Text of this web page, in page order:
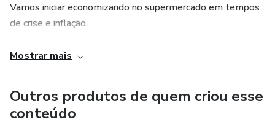
Vamos iniciar economizando no supermercado em tempos
de crise e inflação.
Usar técnicas financeiras ao nosso favor é imprescindível,
Vamos lá!!! $$$$$$
Mostrar mais
Outros produtos de quem criou esse
conteúdo